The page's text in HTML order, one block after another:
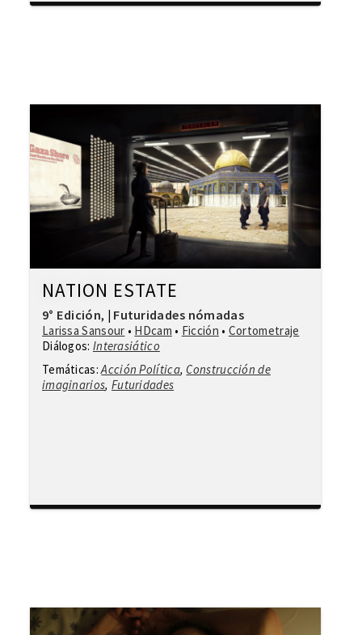
NATION ESTATE
9° Edición, | Futuridades nómadas
Larissa Sansour • HDcam • Ficción • Cortometraje
Diálogos: Interasiático
Temáticas: Acción Política,Construcción de
imaginarios, Futuridades